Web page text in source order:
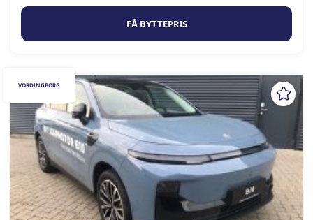
FÅ BYTTEPRIS
VORDINGBORG